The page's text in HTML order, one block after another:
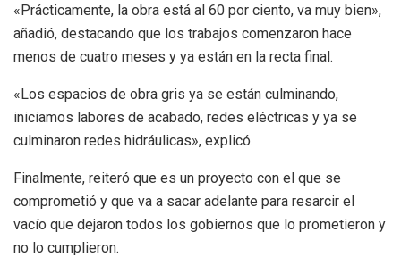
«Prácticamente, la obra está al 60 por ciento, va muy bien»,
añadió, destacando que los trabajos comenzaron hace
menos de cuatro meses y ya están en la recta final.
«Los espacios de obra gris ya se están culminando,
iniciamos labores de acabado, redes eléctricas y ya se
culminaron redes hidráulicas», explicó.
Finalmente, reiteró que es un proyecto con el que se
comprometió y que va a sacar adelante para resarcir el
vacío que dejaron todos los gobiernos que lo prometieron y
no lo cumplieron.